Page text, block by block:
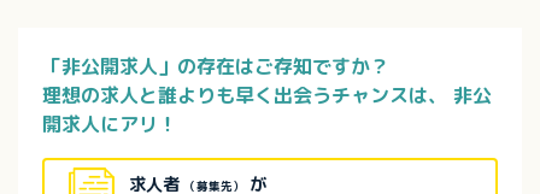
「非公開求人」の存在はご存知ですか？
理想の求人と誰よりも早く出会うチャンスは、
非公
開求人にアリ！
求人者 （募集先）
が